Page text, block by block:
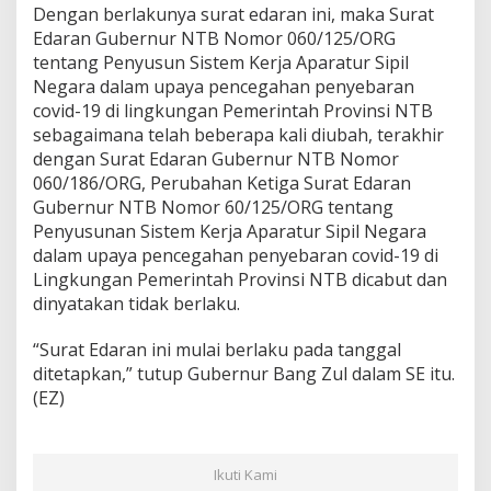
Dengan berlakunya surat edaran ini, maka Surat
Edaran Gubernur NTB Nomor 060/125/ORG
tentang Penyusun Sistem Kerja Aparatur Sipil
Negara dalam upaya pencegahan penyebaran
covid-19 di lingkungan Pemerintah Provinsi NTB
sebagaimana telah beberapa kali diubah, terakhir
dengan Surat Edaran Gubernur NTB Nomor
060/186/ORG, Perubahan Ketiga Surat Edaran
Gubernur NTB Nomor 60/125/ORG tentang
Penyusunan Sistem Kerja Aparatur Sipil Negara
dalam upaya pencegahan penyebaran covid-19 di
Lingkungan Pemerintah Provinsi NTB dicabut dan
dinyatakan tidak berlaku.
“Surat Edaran ini mulai berlaku pada tanggal
ditetapkan,” tutup Gubernur Bang Zul dalam SE itu.
(EZ)
Ikuti Kami